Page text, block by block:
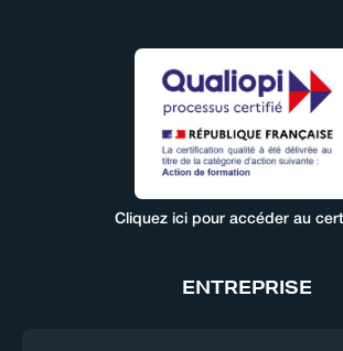
Cliquez ici pour accéder au
ENTREPRISE